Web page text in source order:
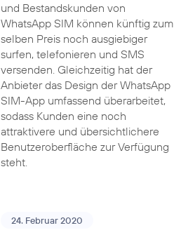
und Bestandskunden von
WhatsApp SIM können künftig zum
selben Preis noch ausgiebiger
surfen, telefonieren und SMS
versenden. Gleichzeitig hat der
Anbieter das Design der WhatsApp
SIM-App umfassend überarbeitet,
sodass Kunden eine noch
attraktivere und übersichtlichere
Benutzeroberfläche zur Verfügung
steht.
24. Februar 2020